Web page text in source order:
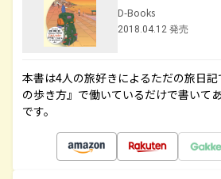
D-Books
2018.04.12 発売
本書は4人の旅好きによるただの旅日
の歩き方』で働いているだけで書いて
です。